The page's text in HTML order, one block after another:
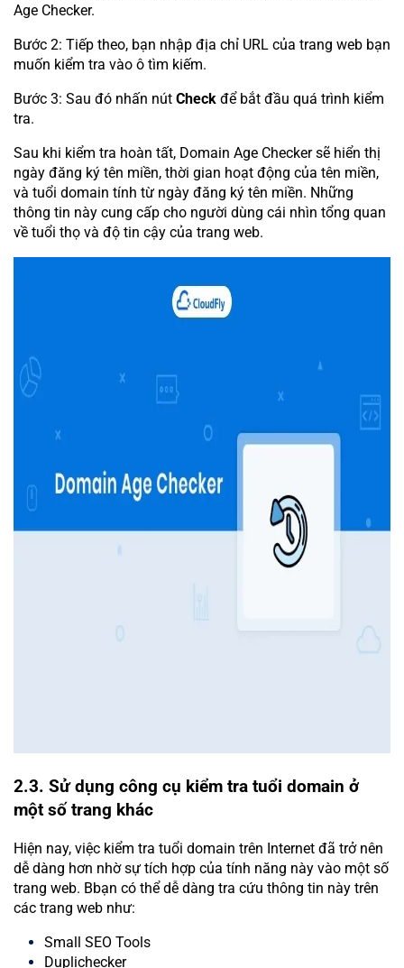
Age Checker.
Bước 2: Tiếp theo, bạn nhập địa chỉ URL của trang web bạn
muốn kiểm tra vào ô tìm kiếm.
Bước 3: Sau đó nhấn nút Check để bắt đầu quá trình kiểm
tra.
Sau khi kiểm tra hoàn tất, Domain Age Checker sẽ hiển thị
ngày đăng ký tên miền, thời gian hoạt động của tên miền,
và tuổi domain tính từ ngày đăng ký tên miền. Những
thông tin này cung cấp cho người dùng cái nhìn tổng quan
về tuổi thọ và độ tin cậy của trang web.
2.3. Sử dụng công cụ kiểm tra tuổi domain ở
một số trang khác
Hiện nay, việc kiểm tra tuổi domain trên Internet đã trở nên
dễ dàng hơn nhờ sự tích hợp của tính năng này vào một số
trang web. Bbạn có thể dễ dàng tra cứu thông tin này trên
các trang web như:
Small SEO Tools
Duplichecker